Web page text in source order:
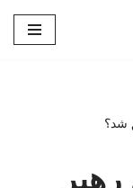
شد؟